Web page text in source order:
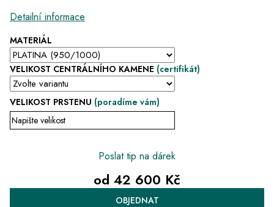
MATERIÁL
VELIKOST CENTRÁLNÍHO KAMENE (certifikát)
VELIKOST PRSTENU (poradíme vám)
Detailní informace
Poslat tip na dárek
od 42 600 Kč
MěrnáOBJEDNAT